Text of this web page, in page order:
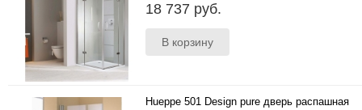
18 737 руб.
Hueppe 501 Design pure дверь распашная